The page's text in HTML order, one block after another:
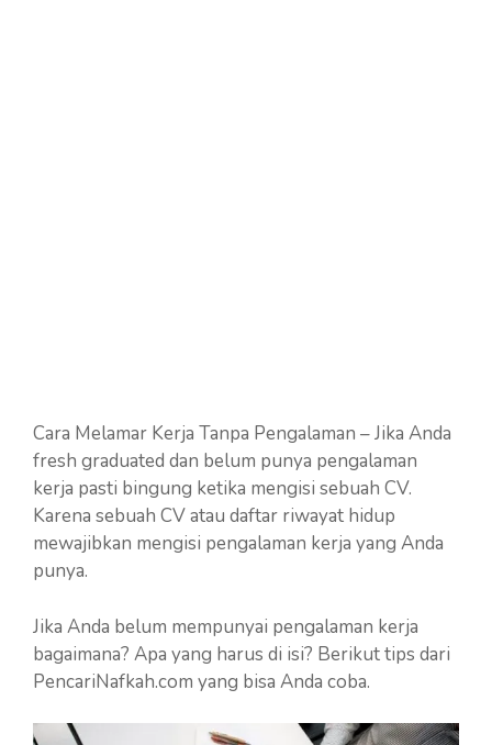
Cara Melamar Kerja Tanpa Pengalaman – Jika Anda
fresh graduated dan belum punya pengalaman
kerja pasti bingung ketika mengisi sebuah CV.
Karena sebuah CV atau daftar riwayat hidup
mewajibkan mengisi pengalaman kerja yang Anda
punya.
Jika Anda belum mempunyai pengalaman kerja
bagaimana? Apa yang harus di isi? Berikut tips dari
PencariNafkah.com yang bisa Anda coba.